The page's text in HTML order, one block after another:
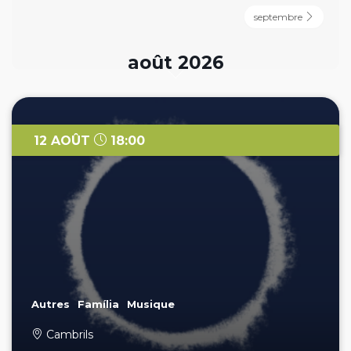
août 2026
septembre
12 AOÛT 18:00
Autres Família Musique
Cambrils